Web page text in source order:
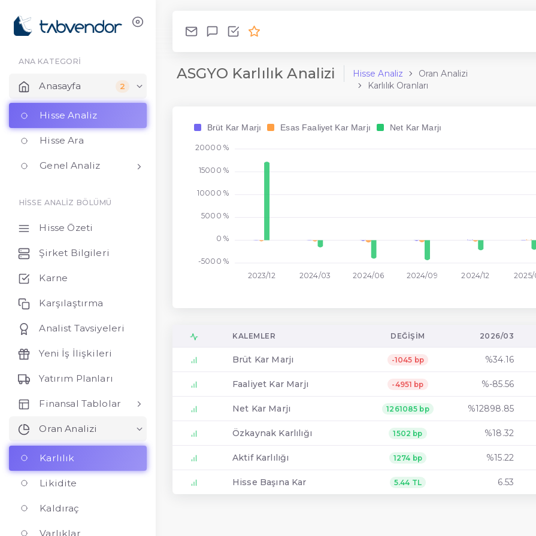
ANA KATEGORİ
Anasayfa 2
Hisse Analiz
Hisse Ara
Genel Analiz
HİSSE ANALİZ BÖLÜMÜ
Hisse Özeti
Şirket Bilgileri
Karne
Karşılaştırma
Analist Tavsiyeleri
Yeni İş İlişkileri
Yatırım Planları
Finansal Tablolar
Oran Analizi
Karlılık
Likidite
Kaldıraç
Varlıklar
ASGYO Karlılık Analizi Hisse Analiz
Oran Analizi
Karlılık Oranları
Brüt Kar Marjı Esas Faaliyet Kar Marjı Net Kar Marjı
2023/12 2024/03 2024/06 2024/09 2024/12 2025/
20000 %
15000 %
10000 %
5000 %
0 %
-5000 %
KALEMLER DEĞIŞIM 2026/03
Brüt Kar Marjı -1045 bp %34.16
Faaliyet Kar Marjı -4951 bp %-85.56
Net Kar Marjı 1261085 bp %12898.85
Özkaynak Karlılığı 1502 bp %18.32
Aktif Karlılığı 1274 bp %15.22
Hisse Başına Kar 5.44 TL 6.53